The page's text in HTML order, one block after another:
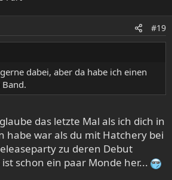
OF SWABIAN DOOM!!!
– MIRROR OF DECEPTION
#19
dabei, aber da habe ich einen
das letzte Mal als ich dich in
habe war als du mit Hatchery bei
zu deren Debut
schon ein paar Monde her...